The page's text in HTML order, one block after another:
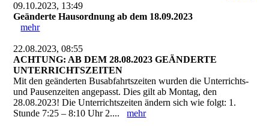
09.10.2023, 13:49
Geänderte Hausordnung ab dem 18.09.2023
mehr
22.08.2023, 08:55
ACHTUNG: AB DEM 28.08.2023 GEÄNDERTE
UNTERRICHTSZEITEN
Mit den geänderten Busabfahrtszeiten wurden die Unterrichts-
und Pausenzeiten angepasst. Dies gilt ab Montag, den
28.08.2023! Die Unterrichtszeiten ändern sich wie folgt: 1.
Stunde 7:25 – 8:10 Uhr 2....mehr